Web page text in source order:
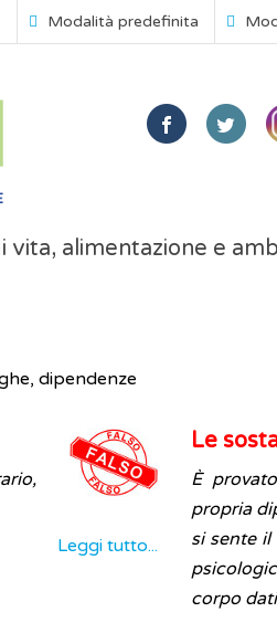
Modalità predefinita
vita, alimentazione e
dipendenze
Leggi tutto...
Le
È
propria
si sente il
corpo